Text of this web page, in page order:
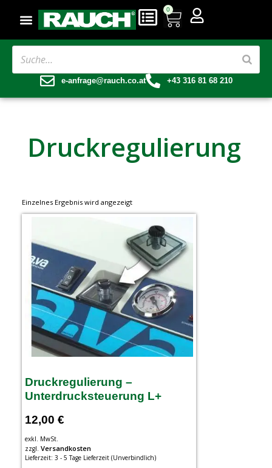
0
e-anfrage@rauch.co.at +43 316 81 68 210
Druckregulierung
Einzelnes Ergebnis wird angezeigt
Druckregulierung –
Unterdrucksteuerung L+
12,00 €
exkl. MwSt.
zzgl. Versandkosten
Lieferzeit: 3 - 5 Tage Lieferzeit (Unverbindlich)